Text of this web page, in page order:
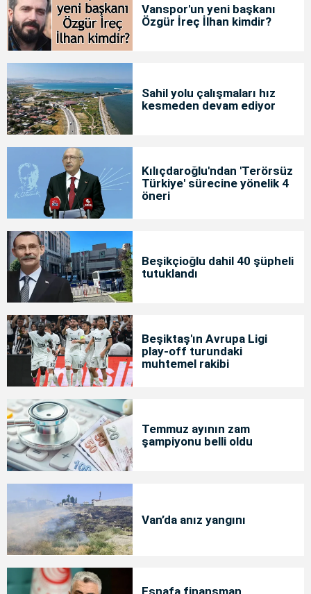
Vanspor'un yeni başkanı
Özgür İreç İlhan kimdir?
Sahil yolu çalışmaları hız
kesmeden devam ediyor
Kılıçdaroğlu'ndan 'Terörsüz
Türkiye' sürecine yönelik 4
öneri
Beşikçioğlu dahil 40 şüpheli
tutuklandı
Beşiktaş'ın Avrupa Ligi
play-off turundaki
muhtemel rakibi
Temmuz ayının zam
şampiyonu belli oldu
Van’da anız yangını
Esnafa finansman